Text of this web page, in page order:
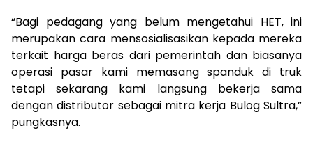
“Bagi pedagang yang belum mengetahui HET, ini
merupakan cara mensosialisasikan kepada mereka
terkait harga beras dari pemerintah dan biasanya
operasi pasar kami memasang spanduk di truk
tetapi sekarang kami langsung bekerja sama
dengan distributor sebagai mitra kerja Bulog Sultra,”
pungkasnya.